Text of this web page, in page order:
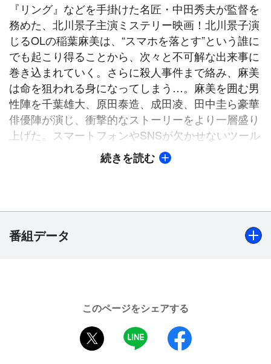
『リング』などを手掛けた名匠・中田秀夫が監督を
務めた、北川景子主演ミステリー映画！北川景子演
じるOLの稲葉麻美は、“スマホを落とす”という誰に
でも起こり得ることから、次々と不可解な出来事に
巻き込まれていく。さらに殺人事件まで絡み、麻美
は命を狙われる身になってしまう…。麻美を囲む男
性陣を千葉雄大、原田泰造、成田凌、田中圭ら豪華
俳優陣が演じ、衝撃的なストーリーをより一層盛り
上げた。スマートフォンやSNSが欠かせないツール
となっている現代に、身近に起こり得る恐怖として
多くの人の話題をさらった大ヒットSNSミステリ
【映画ストーリー】
彼氏の富田（田中圭）に電話をかけた麻美（北川景
子）は、スマホから聞こえてくる聞き覚えのない男
出来事が起こるようになる。
身に覚えのないクレジットカードの請求や、SNSで
繋がっているだけの男からのネットストーキング。
落としたスマホから個人情報が流出したのか？
続きを読む
番組データ
北川景子、千葉雄大、バカリズム、要潤、高橋メアリージ
造、成田凌、田中圭 ほか
このページをシェアする
twitter
LINE